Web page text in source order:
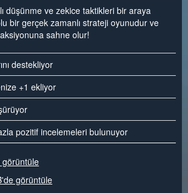
düşünme ve zekice taktikleri bir araya
bir gerçek zamanlı strateji oyunudur ve
sahne olur!
destekliyor
+1 ekliyor
pozitif incelemeleri bulunuyor
görüntüle